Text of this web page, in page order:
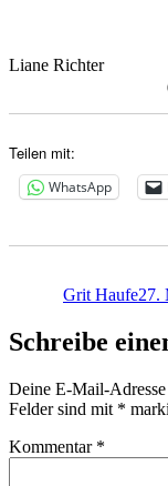
Teilen mit:
WhatsApp
Grit Haufe27.
Schreibe
Deine E-Mail-
Felder sind mit *
Kommentar *